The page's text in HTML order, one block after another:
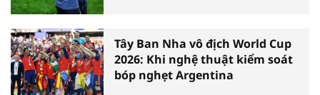
Tây Ban Nha vô địch World Cup
2026: Khi nghệ thuật kiểm soát
bóp nghẹt Argentina